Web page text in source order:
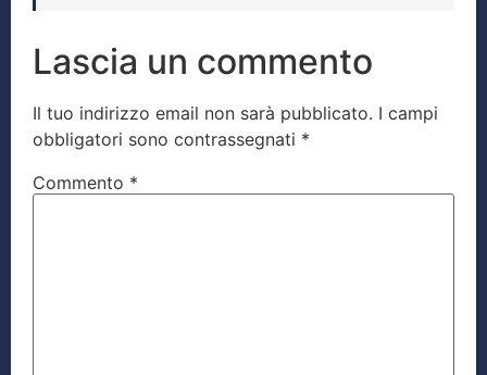
Lascia un commento
Il tuo indirizzo email non sarà pubblicato. I campi
obbligatori sono contrassegnati *
Commento *